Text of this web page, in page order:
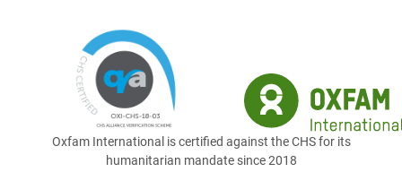
Oxfam International is certified against the CHS for its
humanitarian mandate since 2018